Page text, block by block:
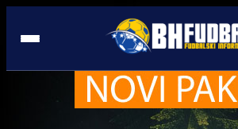
AC Ospitaletto